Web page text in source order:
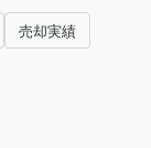
売却実績